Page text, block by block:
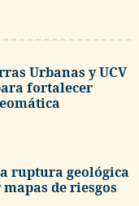
Urbanas y UCV
fortalecer
ruptura geológica
de riesgos